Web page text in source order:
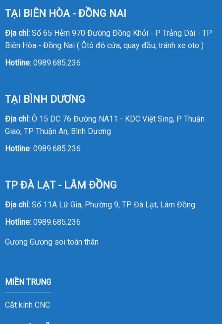
TẠI BIÊN HÒA - ĐỒNG NAI
Địa chỉ:Số 65 Hẻm 970 Đường Đồng Khởi - P Trảng Dài - TP
Biên Hòa - Đồng Nai ( Ôtô đỗ cửa, quay đầu, tránh xe oto )
Hotline: 0989.685.236
TẠI BÌNH DƯƠNG
Địa chỉ:Ô 15 DC 76 Đường NA11 - KDC Việt Sing, P Thuận
Giao, TP Thuận An, Bình Dương
Hotline: 0989.685.236
TP ĐÀ LẠT - LÂM ĐỒNG
Địa chỉ:Số 11A Lữ Gia, Phường 9, TP Đà Lạt, Lâm Đồng
Hotline: 0989.685.236
Gương Gương soi toàn thân
MIỀN TRUNG
Cắt kính CNC